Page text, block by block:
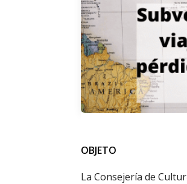
OBJETO
La Consejería de